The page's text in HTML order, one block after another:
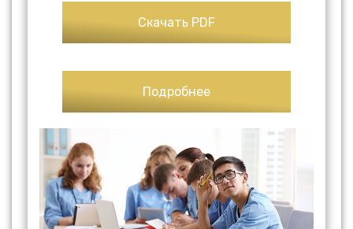
Скачать PDF
Подробнее